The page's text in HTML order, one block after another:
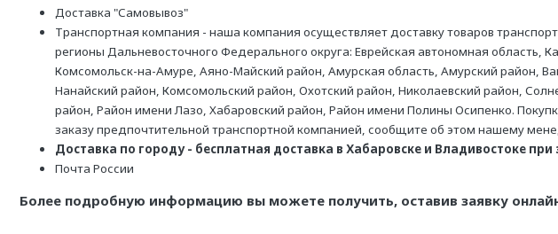
Доставка "Самовывоз"
Транспортная компания - наша компания осуществляет доставку товаров
регионы Дальневосточного Федерального округа: Еврейская автономная область,
Комсомольск-на-Амуре, Аяно-Майский район, Амурская область, Амурский район,
Нанайский район, Комсомольский район, Охотский район, Николаевский район,
район, Район имени Лазо, Хабаровский район, Район имени Полины Осипенко.
заказу предпочтительной транспортной компанией, сообщите об этом нашему
Доставка по городу - бесплатная доставка в Хабаровске и Владивостоке при
Почта России
Более подробную информацию вы можете получить, оставив заявку